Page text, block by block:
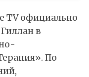
TV официально
в
По